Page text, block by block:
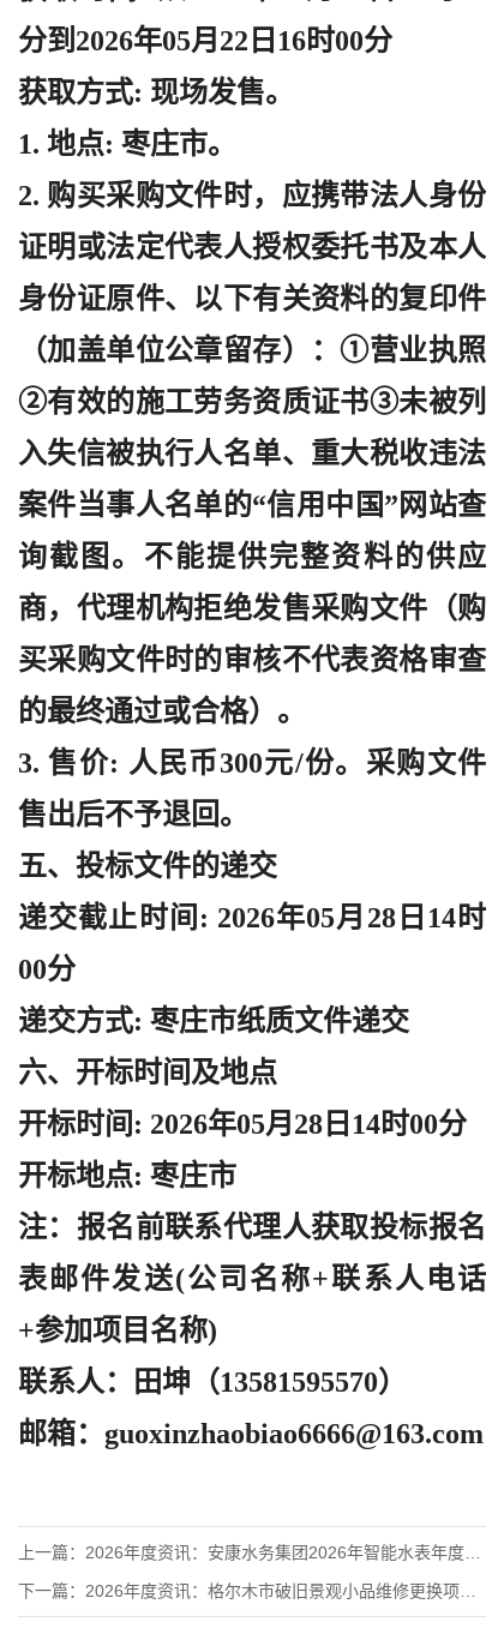
分到2026年05月22日16时00分
获取方式: 现场发售。
1. 地点: 枣庄市。
2. 购买采购文件时，应携带法人身份
证明或法定代表人授权委托书及本人
身份证原件、以下有关资料的复印件
（加盖单位公章留存）：①营业执照
②有效的施工劳务资质证书③未被列
入失信被执行人名单、重大税收违法
案件当事人名单的“信用中国”网站查
询截图。不能提供完整资料的供应
商，代理机构拒绝发售采购文件（购
买采购文件时的审核不代表资格审查
的最终通过或合格）。
3. 售价: 人民币300元/份。采购文件
售出后不予退回。
五、投标文件的递交
递交截止时间 : 2026年05月28日14时
00分
递交方式: 枣庄市纸质文件递交
六、开标时间及地点
开标时间 : 2026年05月28日14时00分
开标地点: 枣庄市
注：报名前联系代理人获取投标报名
表邮件发送(公司名称+联系人电话
+参加项目名称)
联系人：田坤（13581595570）
邮箱： guoxinzhaobiao6666@163.com
上一篇： 2026年度资讯：安康水务集团2026年智能水表年度采购项目
下一篇： 2026年度资讯：格尔木市破旧景观小品维修更换项目竞争性磋商